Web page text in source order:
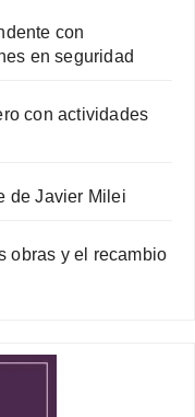
con
en seguridad
con actividades
de Javier Milei
obras y el recambio